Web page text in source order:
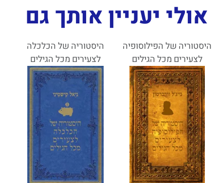
אולי יעניין אותך גם
היסטוריה של הפילוסופיה
לצעירים מכל הגילים
היסטוריה של הכלכלה
לצעירים מכל הגילים